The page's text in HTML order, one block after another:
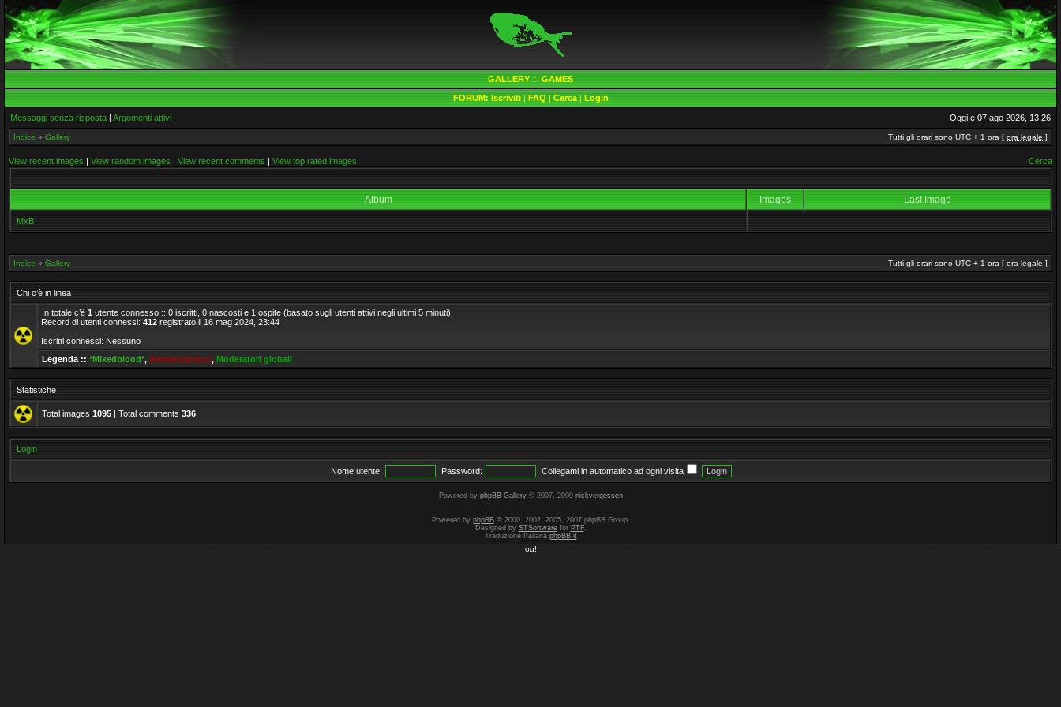
GALLERY ::: GAMES
FORUM: Iscriviti| FAQ | Cerca| Login
Messaggi senza risposta | Argomenti attivi Oggi è 07 ago 2026, 13:26
Indice » Gallery Tutti gli orari sono UTC + 1 ora [ ora legale ]
View recent images | View random images | View recent comments | View top rated images Cerca
Album Images Last Image
MxB
Indice » Gallery Tutti gli orari sono UTC + 1 ora [ ora legale ]
Chi c’è in linea
In totale c’è 1 utente connesso :: 0 iscritti, 0 nascosti e 1 ospite (basato sugli utenti attivi negli ultimi 5 minuti)
Record di utenti connessi: 412 registrato il 16 mag 2024, 23:44
Iscritti connessi: Nessuno
Legenda :: *Mixedblood*, Amministratori, Moderatori globali
Statistiche
Total images 1095 | Total comments 336
Login
Nome utente: Password: Collegami in automatico ad ogni visita
Powered by phpBB Gallery© 2007, 2009 nickvergessen
Powered by phpBB© 2000, 2002, 2005, 2007 phpBB Group.
Designed by STSoftwarefor PTF.
Traduzione Italiana phpBB.it
ou!